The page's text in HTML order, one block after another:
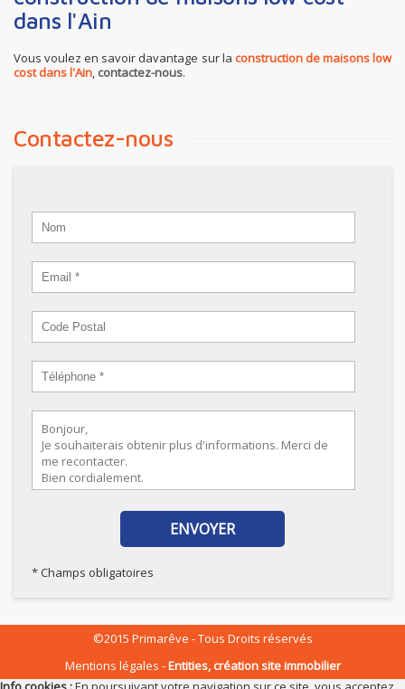
dans l'Ain
Vous voulez en savoir davantage sur la construction de maisons low
cost dans l'Ain, contactez-nous.
Contactez-nous
* Champs obligatoires
©2015 Primarêve - Tous Droits réservés
Mentions légales
Entities, création site immobilier